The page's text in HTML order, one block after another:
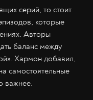
серий, то стоит
которые
Авторы
баланс между
Хармон добавил,
самостоятельные
важнее.